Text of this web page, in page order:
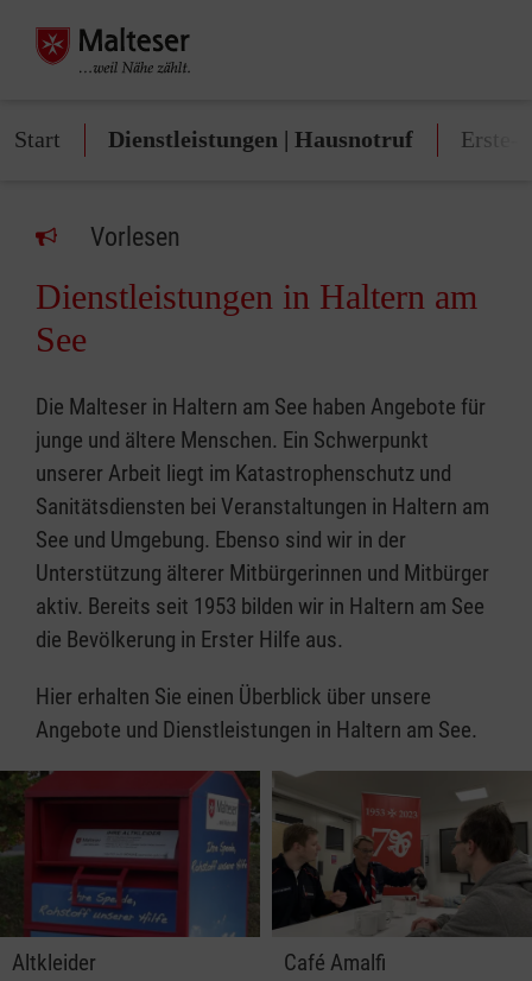
Start Dienstleistungen | Hausnotruf Erste-
Vorlesen
Dienstleistungen in Haltern am
See
Die Malteser in Haltern am See haben Angebote für
junge und ältere Menschen. Ein Schwerpunkt
unserer Arbeit liegt im Katastrophenschutz und
Sanitätsdiensten bei Veranstaltungen in Haltern am
See und Umgebung. Ebenso sind wir in der
Unterstützung älterer Mitbürgerinnen und Mitbürger
aktiv. Bereits seit 1953 bilden wir in Haltern am See
die Bevölkerung in Erster Hilfe aus.
Hier erhalten Sie einen Überblick über unsere
Angebote und Dienstleistungen in Haltern am See.
Altkleider Café Amalfi